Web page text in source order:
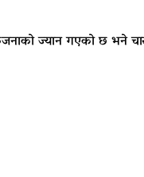
ज्यान गएको छ भने